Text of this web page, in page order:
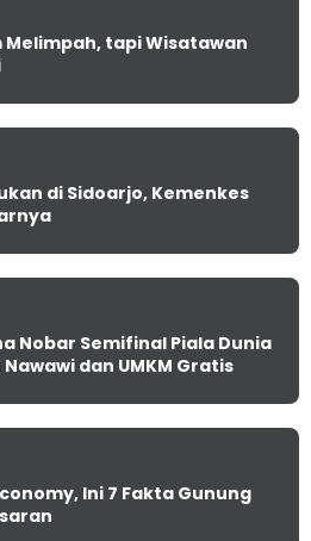
tapi Wisatawan
di Sidoarjo, Kemenkes
Nobar Semifinal Piala Dunia
dan UMKM Gratis
Ini 7 Fakta Gunung